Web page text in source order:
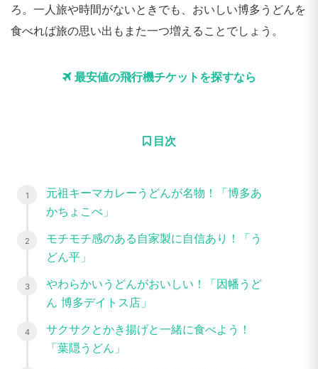
ろ。一人旅や時間がないときでも、おいしい博多うどんを
食べれば旅の思い出もまた一つ増えることでしょう。
最安値の飛行機チケットを探すなら
目次
元祖キーマカレーうどんが名物！「博多あ
かちょこべ」
モチモチ感のある自家製に自信あり！「う
どん平」
やわらかいうどんがおいしい！「因幡うど
ん 博多デイトス店」
サクサクとかき揚げと一緒に食べよう！
「葉隠うどん」